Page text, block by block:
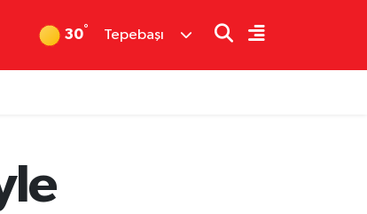
30° Tepebaşı